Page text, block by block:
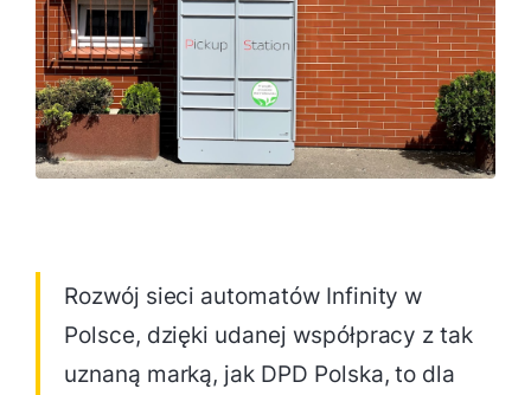
Rozwój sieci automatów Infinity w
Polsce, dzięki udanej współpracy z tak
uznaną marką, jak DPD Polska, to dla